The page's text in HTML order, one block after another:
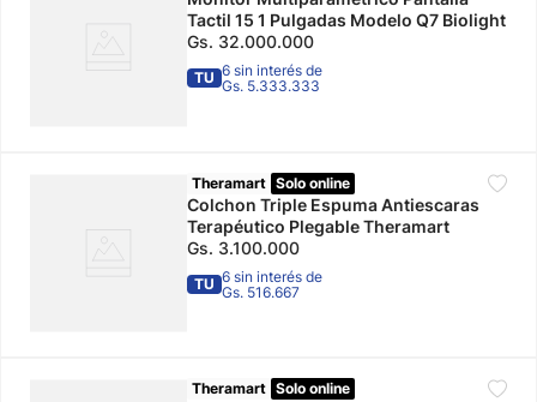
Tactil 15 1 Pulgadas Modelo Q7 Biolight
Gs. 32.000.000
TU 6 sin interés de
Gs. 5.333.333
Theramart Solo online
Colchon Triple Espuma Antiescaras
Terapéutico Plegable Theramart
Gs. 3.100.000
TU 6 sin interés de
Gs. 516.667
Theramart Solo online